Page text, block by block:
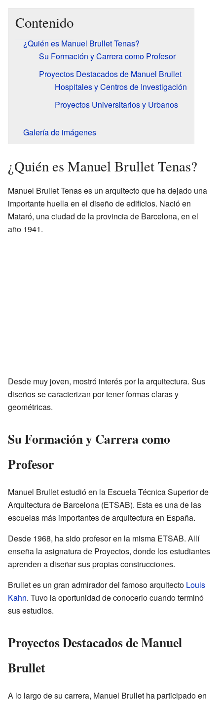
Contenido
¿Quién es Manuel Brullet Tenas?
Su Formación y Carrera como Profesor
Proyectos Destacados de Manuel Brullet
Hospitales y Centros de Investigación
Proyectos Universitarios y Urbanos
Galería de imágenes
¿Quién es Manuel Brullet Tenas?
Manuel Brullet Tenas es un arquitecto que ha dejado una
importante huella en el diseño de edificios. Nació en
Mataró, una ciudad de la provincia de Barcelona, en el
año 1941.
Desde muy joven, mostró interés por la arquitectura. Sus
diseños se caracterizan por tener formas claras y
geométricas.
Su Formación y Carrera como
Profesor
Manuel Brullet estudió en la Escuela Técnica Superior de
Arquitectura de Barcelona (ETSAB). Esta es una de las
escuelas más importantes de arquitectura en España.
Desde 1968, ha sido profesor en la misma ETSAB. Allí
enseña la asignatura de Proyectos, donde los estudiantes
aprenden a diseñar sus propias construcciones.
Brullet es un gran admirador del famoso arquitecto Louis
Kahn. Tuvo la oportunidad de conocerlo cuando terminó
sus estudios.
Proyectos Destacados de Manuel
Brullet
A lo largo de su carrera, Manuel Brullet ha participado en